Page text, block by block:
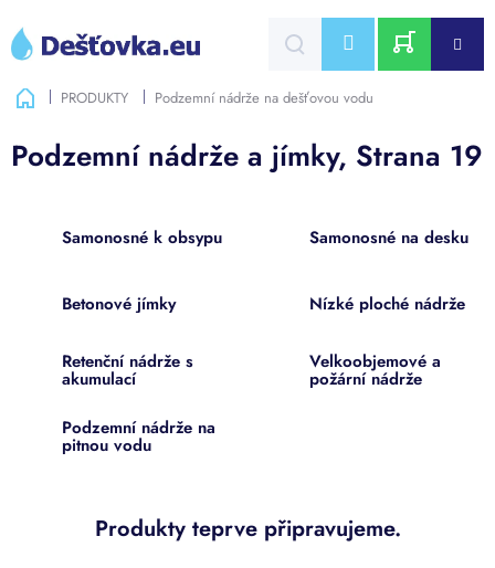
obsah
CZK
NÁKUPNÍ
DomůPRODUKTY Podzemní nádrže na dešťovou vodu
Podzemní nádrže a jímky, Strana 19
Samonosné k obsypu Samonosné na desku
Betonové jímky Nízké ploché nádrže
Retenční nádrže s
akumulací
Velkoobjemové a
požární nádrže
Podzemní nádrže na
pitnou vodu
Produkty teprve připravujeme.